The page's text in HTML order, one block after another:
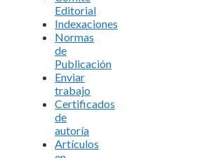
Editorial
Indexaciones
Normas
de
Publicación
Enviar
trabajo
Certificados
de
autoría
Artículos